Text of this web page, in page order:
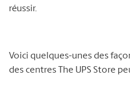
réussir.
Voici quelques-unes des
des centres The UPS Store